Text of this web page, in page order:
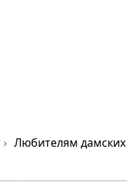
Любителям